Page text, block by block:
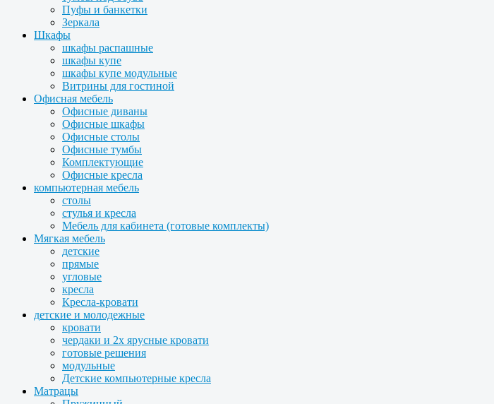
Пуфы и банкетки
Зеркала
Шкафы
шкафы распашные
шкафы купе
шкафы купе модульные
Витрины для гостиной
Офисная мебель
Офисные диваны
Офисные шкафы
Офисные столы
Офисные тумбы
Комплектующие
Офисные кресла
компьютерная мебель
столы
стулья и кресла
Мебель для кабинета (готовые комплекты)
Мягкая мебель
детские
прямые
угловые
кресла
Кресла-кровати
детские и молодежные
кровати
чердаки и 2х ярусные кровати
готовые решения
модульные
Детские компьютерные кресла
Матрацы